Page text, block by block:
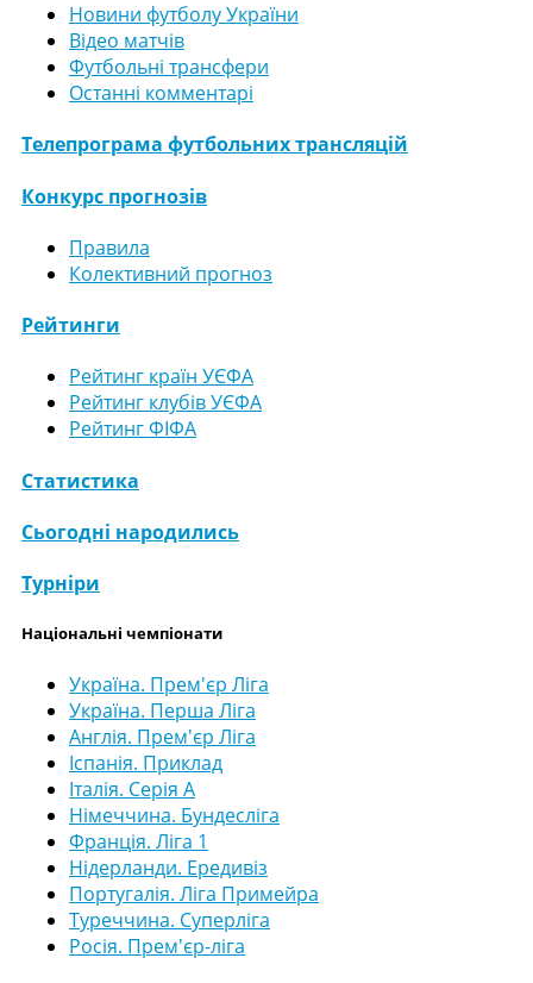
Новини футболу України
Відео матчів
Футбольні трансфери
Останні комментарі
Телепрограма футбольних трансляцій
Конкурс прогнозів
Правила
Колективний прогноз
Рейтинги
Рейтинг країн УЄФА
Рейтинг клубів УЄФА
Рейтинг ФІФА
Статистика
Сьогодні народились
Турніри
Національні чемпіонати
Україна. Прем'єр Ліга
Україна. Перша Ліга
Англія. Прем'єр Ліга
Іспанія. Приклад
Італія. Серія А
Німеччина. Бундесліга
Франція. Ліга 1
Нідерланди. Ередивіз
Португалія. Ліга Примейра
Туреччина. Суперліга
Росія. Прем'єр-ліга